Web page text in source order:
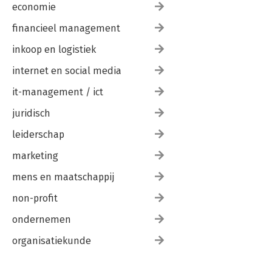
economie
financieel management
inkoop en logistiek
internet en social media
it-management / ict
juridisch
leiderschap
marketing
mens en maatschappij
non-profit
ondernemen
organisatiekunde